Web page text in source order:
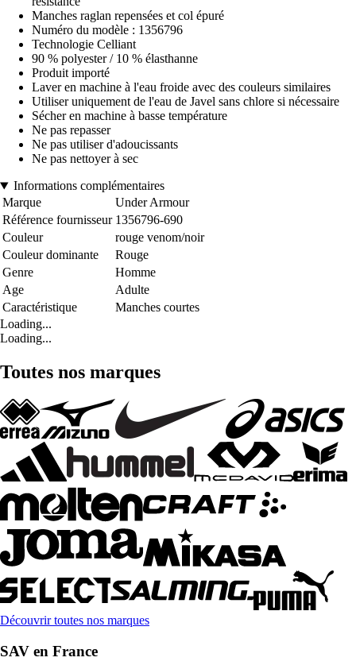
Manches raglan repensées et col épuré
Numéro du modèle : 1356796
Technologie Celliant
90 % polyester / 10 % élasthanne
Produit importé
Laver en machine à l'eau froide avec des couleurs similaires
Utiliser uniquement de l'eau de Javel sans chlore si nécessaire
Sécher en machine à basse température
Ne pas repasser
Ne pas utiliser d'adoucissants
Ne pas nettoyer à sec
Informations complémentaires
Marque
Under Armour
Référence fournisseur 1356796-690
Couleur
rouge venom/noir
Couleur dominante
Rouge
Genre
Homme
Age
Adulte
Caractéristique
Manches courtes
Loading...
Loading...
Toutes nos marques
Découvrir toutes nos marques
SAV en France